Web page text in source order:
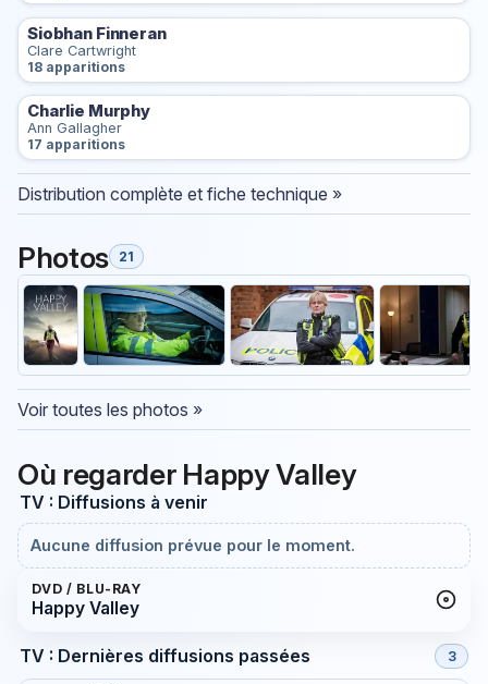
Siobhan Finneran
Clare Cartwright
18 apparitions
Charlie Murphy
Ann Gallagher
17 apparitions
Distribution complète et fiche technique »
Photos 21
Voir toutes les photos »
Où regarder Happy Valley
TV : Diffusions à venir
Aucune diffusion prévue pour le moment.
DVD / BLU-RAY
Happy Valley
TV : Dernières diffusions passées 3